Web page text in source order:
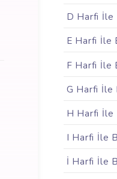
D Harfi İle
E Harfi İle
F Harfi İle
G Harfi İle
H Harfi İle
I Harfi İle
İ Harfi İle